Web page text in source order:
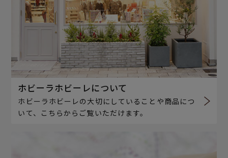
ホビーラホビーレについて
ホビーラホビーレの大切にしていることや商品につ
いて、こちらからご覧いただけます。